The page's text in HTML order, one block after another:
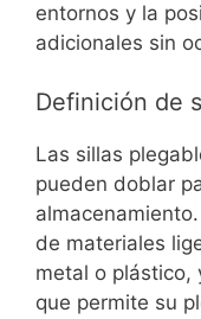
entornos y la
adicionales sin
Definición de
Las sillas
pueden doblar
de materiales
metal o plástico,
que permite su